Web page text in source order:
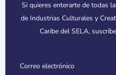
Si quieres enterarte de todas
de Industrias Culturales y
Caribe del SELA,